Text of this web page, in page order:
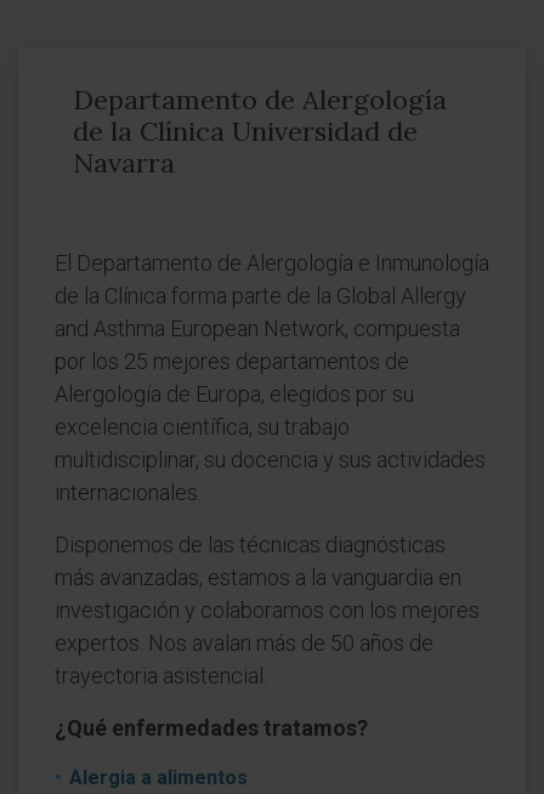
Departamento de Alergología
de la Clínica Universidad de
Navarra
El Departamento de Alergología e Inmunología
de la Clínica forma parte de la Global Allergy
and Asthma European Network, compuesta
por los 25 mejores departamentos de
Alergología de Europa, elegidos por su
excelencia científica, su trabajo
multidisciplinar, su docencia y sus actividades
internacionales.
Disponemos de las técnicas diagnósticas
más avanzadas, estamos a la vanguardia en
investigación y colaboramos con los mejores
expertos. Nos avalan más de 50 años de
trayectoria asistencial.
¿Qué enfermedades tratamos?
Alergia a alimentos